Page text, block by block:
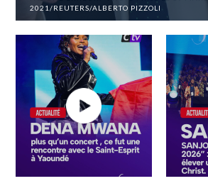
2021/REUTERS/ALBERTO PIZZOLI